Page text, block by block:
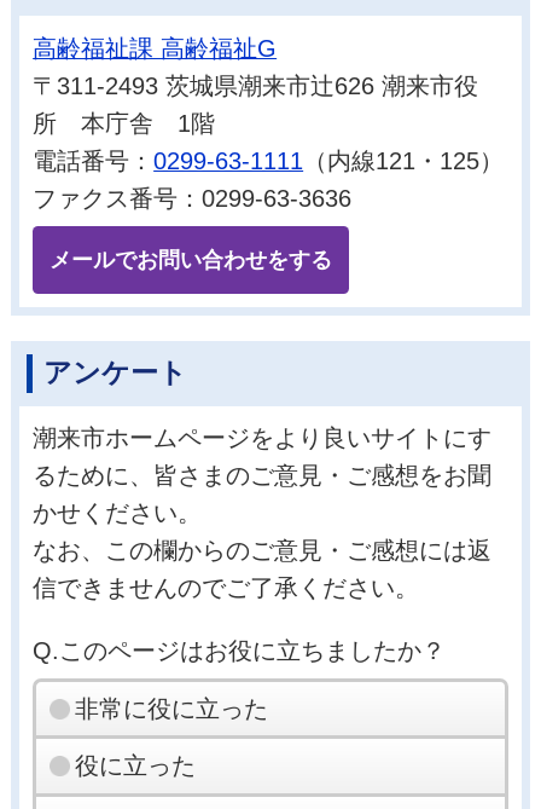
高齢福祉課 高齢福祉G
〒311-2493 茨城県潮来市辻626 潮来市役
所 本庁舎 1階
電話番号：0299-63-1111 （内線121・125）
ファクス番号：0299-63-3636
メールでお問い合わせをする
アンケート
潮来市ホームページをより良いサイトにす
るために、皆さまのご意見・ご感想をお聞
かせください。
なお、この欄からのご意見・ご感想には返
信できませんのでご了承ください。
Q.このページはお役に立ちましたか？
非常に役に立った
役に立った